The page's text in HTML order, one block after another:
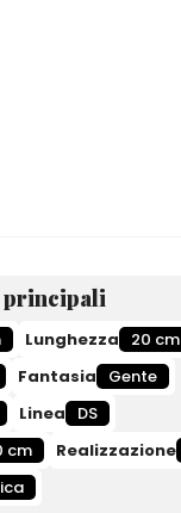
principali
Lunghezza
20 cm
Fantasia
Gente
Linea
DS
cm Realizzazione